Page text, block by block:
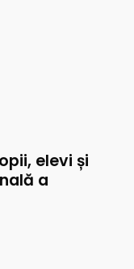
elevi și
a